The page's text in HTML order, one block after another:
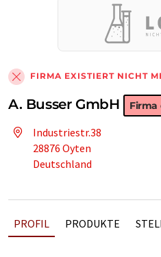
FIRMA EXISTIERT NICHT
A. Busser GmbH Firma
Industriestr.38
28876 Oyten
Deutschland
PROFIL PRODUKTE